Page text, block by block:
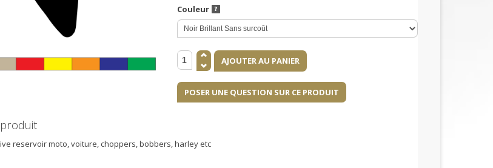
Couleur
POSER UNE QUESTION SUR CE PRODUIT
reservoir moto, voiture, choppers, bobbers, harley etc